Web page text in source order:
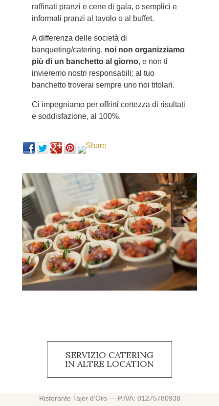
raffinati pranzi e cene di gala, o semplici e
informali pranzi al tavolo o al buffet.
A differenza delle società di
banqueting/catering, noi non organizziamo
più di un banchetto al giorno, e non ti
invieremo nostri responsabili: al tuo
banchetto troverai sempre uno noi titolari.
Ci impegniamo per offrirti certezza di risultati
e soddisfazione, al 100%.
SERVIZIO CATERING
IN ALTRE LOCATION
Ristorante Tajer d’Oro — P.IVA: 01275780938